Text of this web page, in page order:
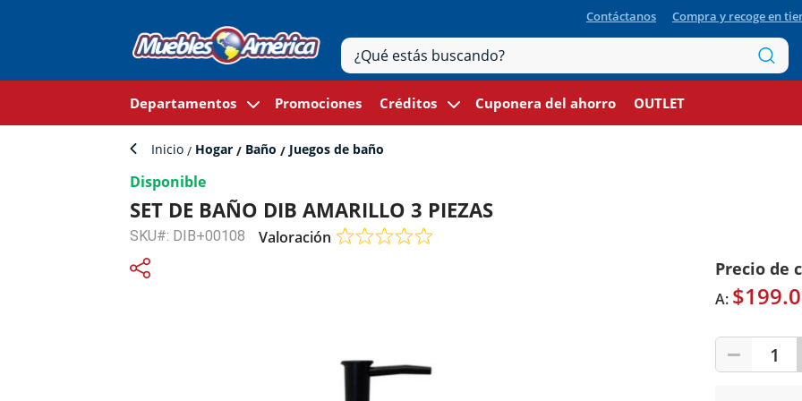
Contáctanos Compra y recoge en
Departamentos Promociones Créditos Cuponera del ahorro OUTLET
Inicio Hogar Baño Juegos de baño
Disponible
SET DE BAÑO DIB AMARILLO 3 PIEZAS
SKU#: DIB+00108 Valoración
Precio de
A:
1